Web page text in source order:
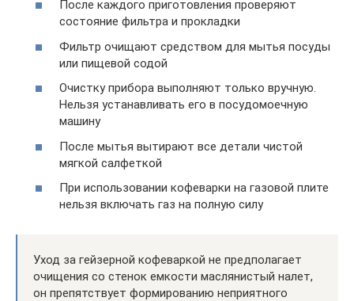
После каждого приготовления проверяют
состояние фильтра и прокладки
Фильтр очищают средством для мытья посуды
или пищевой содой
Очистку прибора выполняют только вручную.
Нельзя устанавливать его в посудомоечную
машину
После мытья вытирают все детали чистой
мягкой салфеткой
При использовании кофеварки на газовой плите
нельзя включать газ на полную силу
Уход за гейзерной кофеваркой не предполагает
очищения со стенок емкости маслянистый налет,
он препятствует формированию неприятного